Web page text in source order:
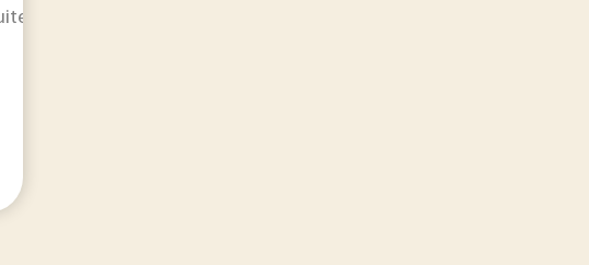
un projet de codéveloppement d’un moteur électrique de nouvelle
du démantèlement complet de la centrale nucléaire de Fessenheim